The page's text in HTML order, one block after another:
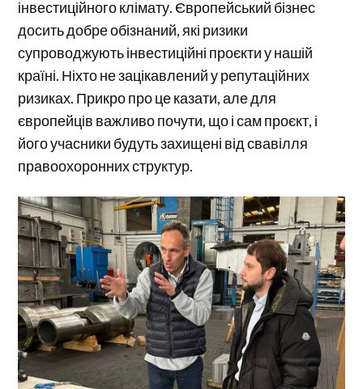
інвестиційного клімату. Європейський бізнес
досить добре обізнаний, які ризики
супроводжують інвестиційні проєкти у нашій
країні. Ніхто не зацікавлений у репутаційних
ризиках. Прикро про це казати, але для
європейців важливо почути, що і сам проєкт, і
його учасники будуть захищені від свавілля
правоохоронних структур.